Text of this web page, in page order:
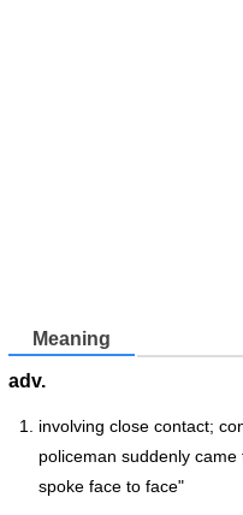
Meaning
adv.
involving close contact;
policeman suddenly
spoke face to face"